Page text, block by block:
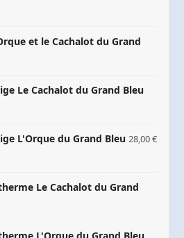
et le Cachalot du Grand
Le Cachalot du Grand Bleu
L'Orque du Grand Bleu 28,00€
Le Cachalot du Grand